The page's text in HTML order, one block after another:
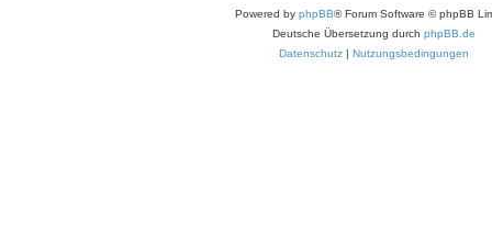
Powered by phpBB® Forum Software © phpBB
Deutsche Übersetzung durch phpBB.de
Datenschutz | Nutzungsbedingungen